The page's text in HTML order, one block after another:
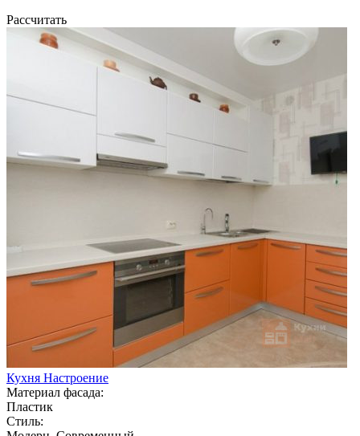
Рассчитать
Кухня Настроение
Материал фасада:
Пластик
Стиль: